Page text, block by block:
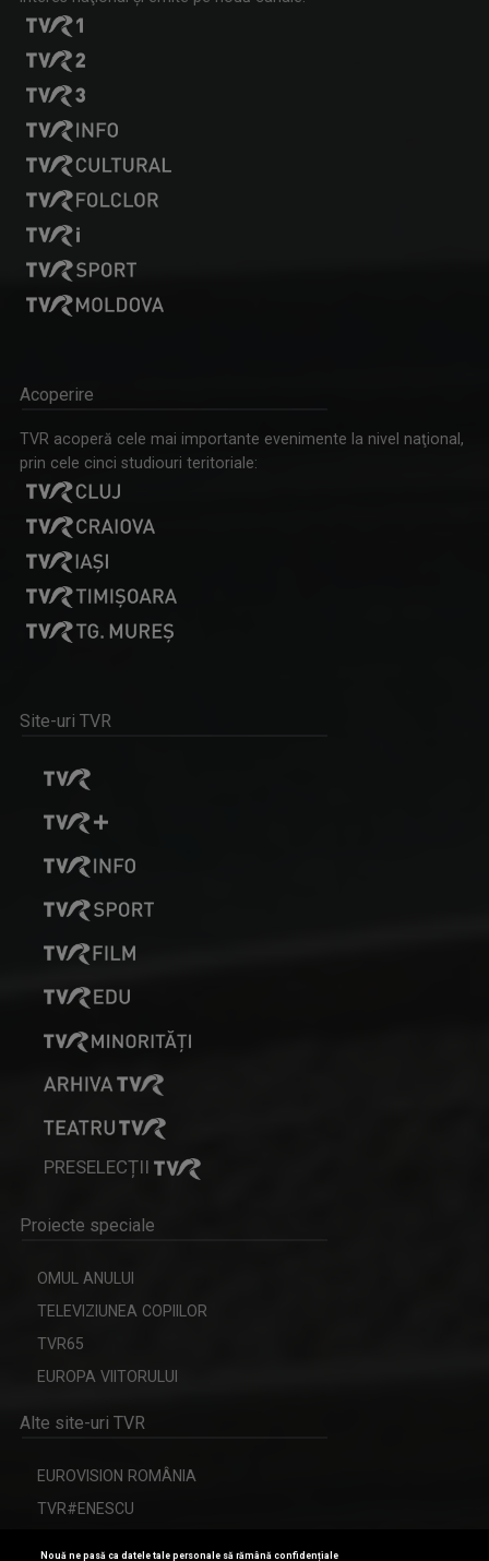
Acoperire
TVR acoperă cele mai importante evenimente la nivel naţional,
prin cele cinci studiouri teritoriale:
Site-uri TVR
PRESELECȚII
Proiecte speciale
OMUL ANULUI
TELEVIZIUNEA COPIILOR
TVR65
EUROPA VIITORULUI
Alte site-uri TVR
EUROVISION ROMÂNIA
TVR#ENESCU
Nouă ne pasă ca datele tale personale să rămână confidențiale